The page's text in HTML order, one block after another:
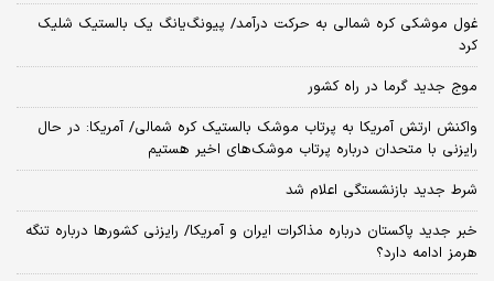
غول موشکی کره شمالی به حرکت درآمد/ پیونگ‌یانگ یک بالستیک شلیک
کرد
موج جدید گرما در راه کشور
واکنش ارتش آمریکا به پرتاب موشک بالستیک کره شمالی/ آمریکا: در حال
رایزنی با متحدان درباره پرتاب موشک‌های اخیر هستیم
شرط جدید بازنشستگی اعلام شد
خبر جدید پاکستان درباره مذاکرات ایران و آمریکا/ رایزنی کشورها درباره تنگه
هرمز ادامه دارد؟